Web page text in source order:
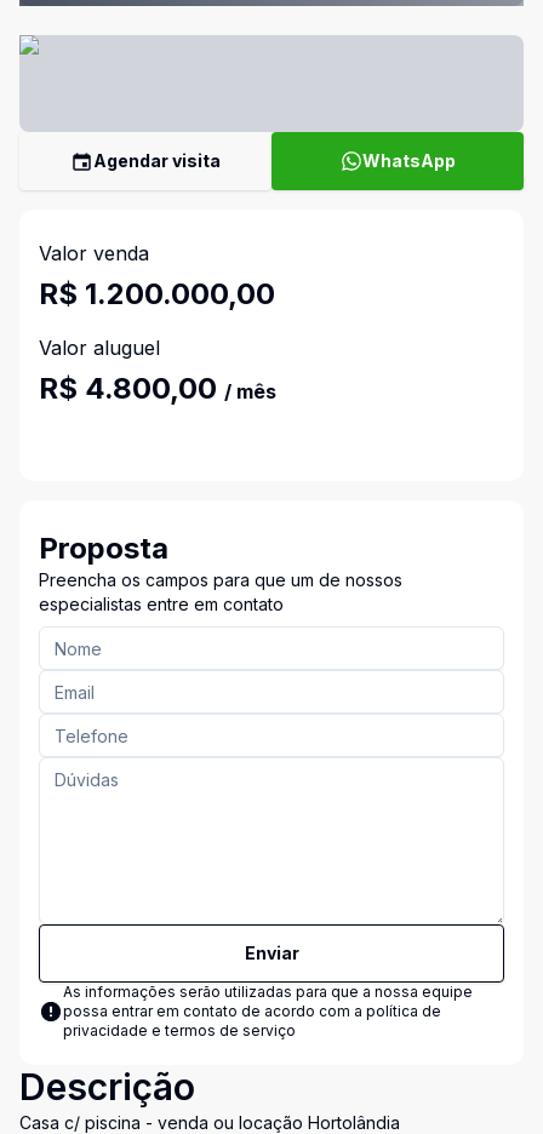
Agendar visita WhatsApp
Valor venda
R$ 1.200.000,00
Valor aluguel
R$ 4.800,00 / mês
Proposta
Preencha os campos para que um de nossos
especialistas entre em contato
Enviar
As informações serão utilizadas para que a nossa equipe
possa entrar em contato de acordo com a política de
privacidade e termos de serviço
Descrição
Casa c/ piscina - venda ou locação Hortolândia